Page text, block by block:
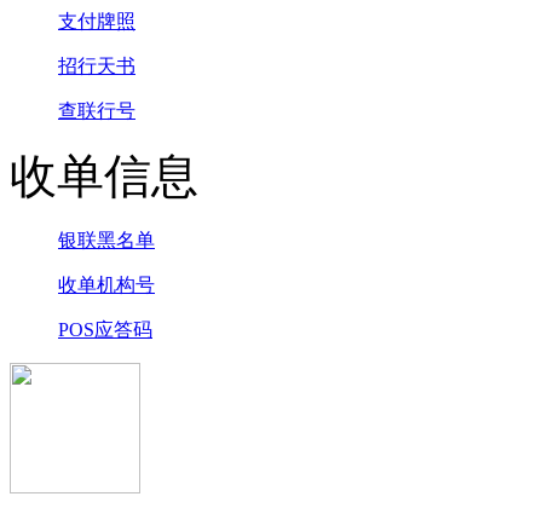
支付牌照
招行天书
查联行号
收单信息
银联黑名单
收单机构号
POS应答码